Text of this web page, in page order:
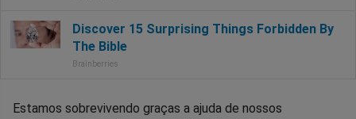
Estamos sobrevivendo graças a ajuda de nossos